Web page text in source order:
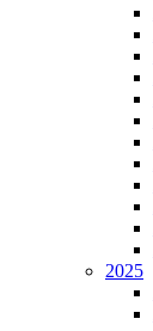
2025